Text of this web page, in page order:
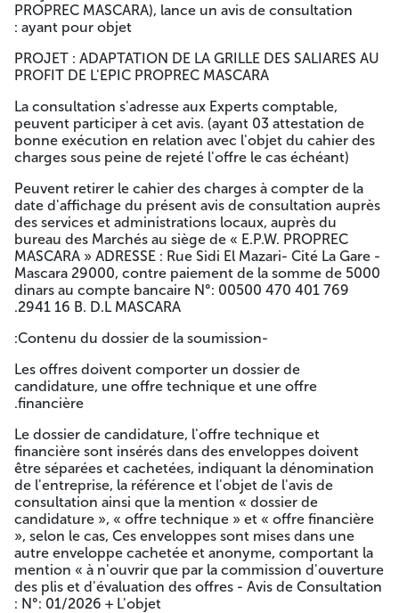
paraphée et datée;Détail quantitatif et estimatif signé,
paraphé et daté selon le modèle ci-jointBordereau des prix
documents justifiants les informations contenues dans la
déclaration de candidature seront exigés au
soumissionnaire retenu, qui doit les fournir dans un délai
maximum de dix (10) jours à compter de la date de
notification de sa sélection.Si les documents précités ne
sont pas remis dans le délai requis ou s'il s'avère après leur
remise qu'ils comportent des informations non conformes
à celles figurant dans la déclaration de candidature, l'offre
concernée est écartée.La durée de préparation des offres
est fixée à luit (08) jours, à compter de la date de
l'affichage du présent avis.La date limite de dépôt des
offres est fixée le Huitième (08 éme) jour, de 8:30 H jusqu'à
12:00 h à compter de la date de l'affichage du présent
avis.Les soumissionnaires sont invités à assister à la séance
d'ouverture des plis prévue au siège de « E.P.W. PROPREC
MASCARA » Rue Sidi El Mazari- Cité La Gare - Mascara
29000, le Huitième (08 éme) jour à 12h15 à compter de la
un jour férié ou un jour de repos légal, la durée de
préparation des offres est prorogée jusqu'au jour ouvrable
suivant.Les soumissionnaires resteront engagés par leurs
des offres augmentée à 03 mois. A -=-=-=-
AVIS DE CONSULTATION
N°01/2026
Nif N° 001529066372915
Le directeur général de l'entreprise publique de la wilaya de
caractère industriel et commercial (E.P.W. PROPREC
MASCARA), lance un avis de consultation ayant pour objet :
PROPREC MASCARA), lance un avis de consultation
ayant pour objet :
PROJET : ADAPTATION DE LA GRILLE DES SALIARES AU
PROFIT DE L'EPIC PROPREC MASCARA
La consultation s'adresse aux Experts comptable,
peuvent participer à cet avis. (ayant 03 attestation de
bonne exécution en relation avec l'objet du cahier des
charges sous peine de rejeté l'offre le cas échéant)
Peuvent retirer le cahier des charges à compter de la
date d'affichage du présent avis de consultation auprès
des services et administrations locaux, auprès du
bureau des Marchés au siège de « E.P.W. PROPREC
MASCARA » ADRESSE : Rue Sidi El Mazari- Cité La Gare -
Mascara 29000, contre paiement de la somme de 5000
dinars au compte bancaire N°: 00500 470 401 769
2941 16 B. D.L MASCARA.
-Contenu du dossier de la soumission:
Les offres doivent comporter un dossier de
candidature, une offre technique et une offre
financière.
Le dossier de candidature, l'offre technique et
financière sont insérés dans des enveloppes doivent
être séparées et cachetées, indiquant la dénomination
de l'entreprise, la référence et l'objet de l'avis de
consultation ainsi que la mention « dossier de
candidature », « offre technique » et « offre financière
», selon le cas, Ces enveloppes sont mises dans une
autre enveloppe cachetée et anonyme, comportant la
mention « à n'ouvrir que par la commission d'ouverture
des plis et d'évaluation des offres - Avis de Consultation
N°: 01/2026 + L'objet :